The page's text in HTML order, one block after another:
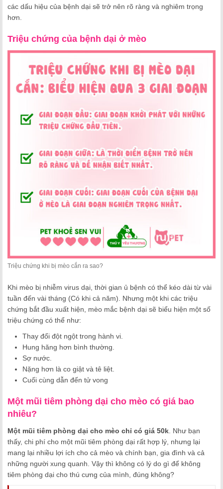
các dấu hiệu của bệnh dại sẽ trở nên rõ ràng và nghiêm trọng
hơn.
Triệu chứng của bệnh dại ở mèo
Triệu chứng khi bị mèo cắn ra sao?
Khi mèo bị nhiễm virus dại, thời gian ủ bệnh có thể kéo dài từ vài
tuần đến vài tháng (Có khi cả năm). Nhưng một khi các triệu
chứng bắt đầu xuất hiện, mèo mắc bệnh dại sẽ biểu hiện một số
triệu chứng có thể như:
Thay đổi đột ngột trong hành vi.
Hung hăng hơn bình thường.
Sợ nước.
Nặng hơn là co giật và tê liệt.
Cuối cùng dẫn đến tử vong
Một mũi tiêm phòng dại cho mèo có giá bao
nhiêu?
Một mũi tiêm phòng dại cho mèo chỉ có giá 50k . Như bạn
thấy, chi phí cho một mũi tiêm phòng dại rất hợp lý, nhưng lại
mang lại nhiều lợi ích cho cả mèo và chính bạn, gia đình và cả
những người xung quanh. Vậy thì không có lý do gì để không
tiêm phòng dại cho thú cưng của mình, đúng không?